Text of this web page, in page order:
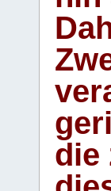
die